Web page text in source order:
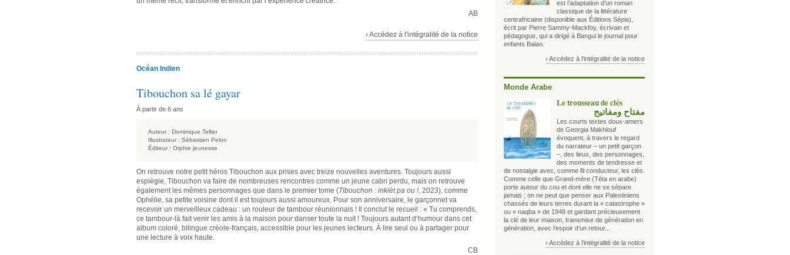
AB
› Accédez à l'intégralité de la notice
Océan Indien
Tibouchon sa lé gayar
À partir de 6 ans
Auteur : Dominique Tellier
Illustrateur : Sébastien Pelon
Éditeur : Orphie jeunesse
On retrouve notre petit héros Tibouchon aux prises avec treize nouvelles aventures. Toujours aussi
espiègle, Tibouchon va faire de nombreuses rencontres comme un jeune cabri perdu, mais on retrouve
également les mêmes personnages que dans le premier tome (Tibouchon : inkièt pa ou !, 2023), comme
Ophélie, sa petite voisine dont il est toujours aussi amoureux. Pour son anniversaire, le garçonnet va
recevoir un merveilleux cadeau : un rouleur de tambour réunionnais ! Il conclut le recueil : « Tu comprends,
ce tambour-là fait venir les amis à la maison pour danser toute la nuit ! Toujours autant d’humour dans cet
album coloré, bilingue créole-français, accessible pour les jeunes lecteurs. À lire seul ou à partager pour
une lecture à voix haute.
CB
est l’adaptation d’un roman
classique de la littérature
centrafricaine (disponible aux Éditions Sépia),
écrit par Pierre Sammy-Mackfoy, écrivain et
pédagogue, qui a dirigé à Bangui le journal pour
enfants Balao.
› Accédez à l'intégralité de la notice
Monde Arabe
Le trousseau de clés
مفتاح ومفاتيح
Les courts textes doux-amers
de Georgia Makhlouf
évoquent, à travers le regard
du narrateur – un petit garçon
–, des lieux, des personnages,
des moments de tendresse et
de nostalgie avec, comme fil conducteur, les clés.
Comme celle que Grand-mère (Téta en arabe)
porte autour du cou et dont elle ne se sépare
jamais ; on ne peut que penser aux Palestiniens
chassés de leurs terres durant la « catastrophe »
ou « naqba » de 1948 et gardant précieusement
la clé de leur maison, transmise de génération en
génération, avec l’espoir d’un retour...
› Accédez à l'intégralité de la notice